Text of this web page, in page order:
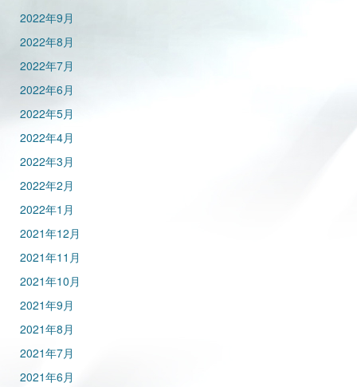
2022年9月
2022年8月
2022年7月
2022年6月
2022年5月
2022年4月
2022年3月
2022年2月
2022年1月
2021年12月
2021年11月
2021年10月
2021年9月
2021年8月
2021年7月
2021年6月